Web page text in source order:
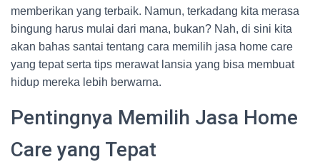
memberikan yang terbaik. Namun, terkadang kita merasa
bingung harus mulai dari mana, bukan? Nah, di sini kita
akan bahas santai tentang cara memilih jasa home care
yang tepat serta tips merawat lansia yang bisa membuat
hidup mereka lebih berwarna.
Pentingnya Memilih Jasa Home
Care yang Tepat